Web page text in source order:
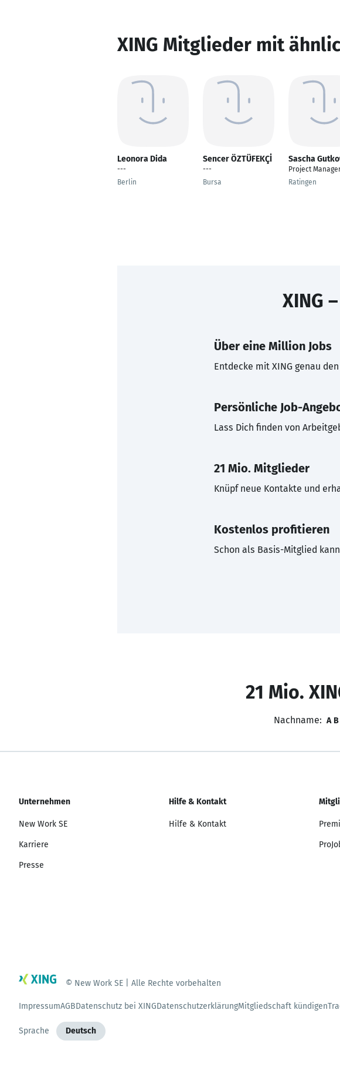
XING Mitglieder mit
Leonora Dida
---
Berlin
Sencer ÖZTÜFEKÇİ
---
Bursa
Sascha
Project
Ratingen
XING
Über eine Million Jobs
Entdecke mit XING genau
Persönliche Job-
Lass Dich finden von
21 Mio. Mitglieder
Knüpf neue Kontakte und
Kostenlos profitieren
Schon als Basis-Mitglied
21 Mio.
Nachname: A B
Unternehmen
New Work SE
Karriere
Presse
Hilfe & Kontakt
Hilfe & Kontakt
© New Work SE | Alle Rechte vorbehalten
ImpressumAGBDatenschutz bei XINGDatenschutzerklärungMitgliedschaft kündigen
Sprache Deutsch